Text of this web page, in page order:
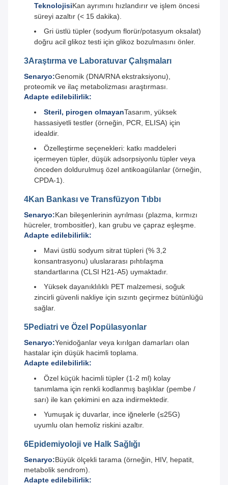
TeknolojisiKan ayrımını hızlandırır ve işlem öncesi
süreyi azaltır (< 15 dakika).
Gri üstlü tüpler (sodyum florür/potasyum oksalat)
doğru acil glikoz testi için glikoz bozulmasını önler.
3Araştırma ve Laboratuvar Çalışmaları
Senaryo:Genomik (DNA/RNA ekstraksiyonu),
proteomik ve ilaç metabolizması araştırması.
Adapte edilebilirlik:
Steril, pirogen olmayanTasarım, yüksek
hassasiyetli testler (örneğin, PCR, ELISA) için
idealdir.
Özelleştirme seçenekleri: katkı maddeleri
içermeyen tüpler, düşük adsorpsiyonlu tüpler veya
önceden doldurulmuş özel antikoagülanlar (örneğin,
CPDA-1).
4Kan Bankası ve Transfüzyon Tıbbı
Senaryo:Kan bileşenlerinin ayrılması (plazma, kırmızı
hücreler, trombositler), kan grubu ve çapraz eşleşme.
Adapte edilebilirlik:
Mavi üstlü sodyum sitrat tüpleri (% 3,2
konsantrasyonu) uluslararası pıhtılaşma
standartlarına (CLSI H21-A5) uymaktadır.
Yüksek dayanıklılıklı PET malzemesi, soğuk
zincirli güvenli nakliye için sızıntı geçirmez bütünlüğü
sağlar.
5Pediatri ve Özel Popülasyonlar
Senaryo:Yenidoğanlar veya kırılgan damarları olan
hastalar için düşük hacimli toplama.
Adapte edilebilirlik:
Özel küçük hacimli tüpler (1-2 ml) kolay
tanımlama için renkli kodlanmış başlıklar (pembe /
sarı) ile kan çekimini en aza indirmektedir.
Yumuşak iç duvarlar, ince iğnelerle (≤25G)
uyumlu olan hemoliz riskini azaltır.
6Epidemiyoloji ve Halk Sağlığı
Senaryo:Büyük ölçekli tarama (örneğin, HIV, hepatit,
metabolik sendrom).
Adapte edilebilirlik: